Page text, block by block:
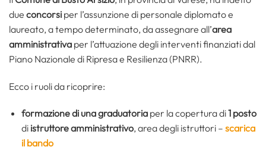
due concorsi per l’assunzione di personale diplomato e
laureato, a tempo determinato, da assegnare all’area
amministrativa per l’attuazione degli interventi finanziati dal
Piano Nazionale di Ripresa e Resilienza (PNRR).
Ecco i ruoli da ricoprire:
formazione di una graduatoriaper la copertura di1 posto
di istruttore amministrativo, area degli istruttori – scarica
il bando